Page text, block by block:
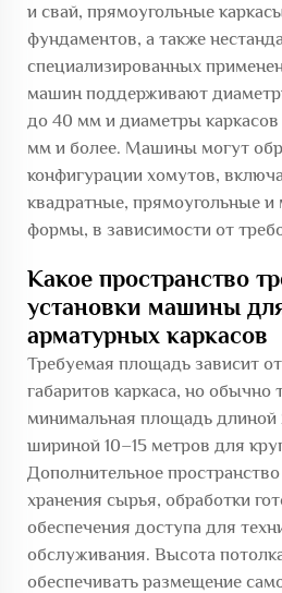
и свай, прямоугольные
фундаментов, а также
специализированных
машин поддерживают
до 40 мм и диаметры
мм и более. Машины могут
конфигурации хомутов,
квадратные, прямоугольные и
формы, в зависимости от
Какое пространство
установки машины
арматурных каркасов
Требуемая площадь зависит
габаритов каркаса, но обычно
минимальная площадь
шириной 10–15 метров для
Дополнительное
хранения сырья, обработки
обеспечения доступа для
обслуживания. Высота
обеспечивать размещение